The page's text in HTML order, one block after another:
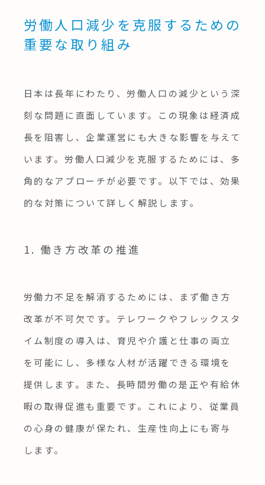
労働人口減少を克服するための
重要な取り組み
日本は長年にわたり、労働人口の減少という深
刻な問題に直面しています。この現象は経済成
長を阻害し、企業運営にも大きな影響を与えて
います。労働人口減少を克服するためには、多
角的なアプローチが必要です。以下では、効果
的な対策について詳しく解説します。
1. 働き方改革の推進
労働力不足を解消するためには、まず働き方
改革が不可欠です。テレワークやフレックスタ
イム制度の導入は、育児や介護と仕事の両立
を可能にし、多様な人材が活躍できる環境を
提供します。また、長時間労働の是正や有給休
暇の取得促進も重要です。これにより、従業員
の心身の健康が保たれ、生産性向上にも寄与
します。